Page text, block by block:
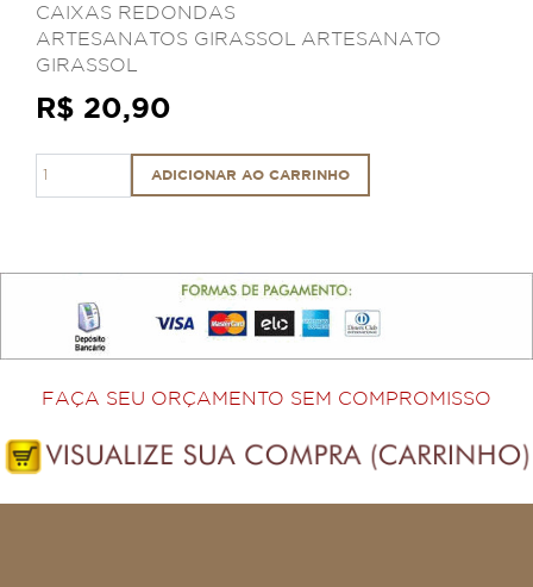
CAIXAS REDONDAS
ARTESANATOS GIRASSOL ARTESANATO
GIRASSOL
R$ 20,90
ADICIONAR AO CARRINHO
FAÇA SEU ORÇAMENTO SEM COMPROMISSO